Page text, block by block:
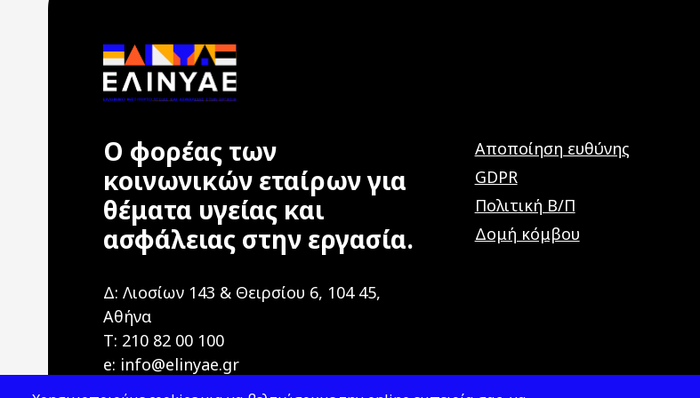
Ο φορέας των
κοινωνικών εταίρων για
θέματα υγείας και
ασφάλειας στην εργασία.
Δ: Λιοσίων 143 & Θειρσίου 6, 104 45,
Αθήνα
T: 210 82 00 100
e: info@elinyae.gr
Αποποίηση ευθύνης
GDPR
Πολιτική Β/Π
Δομή κόμβου